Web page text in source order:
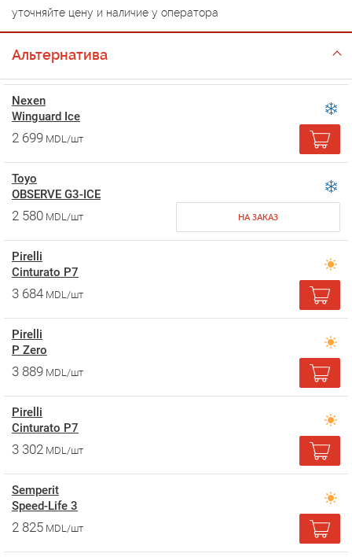
уточняйте цену и наличие у оператора
Альтернатива
Nexen
Winguard Ice
2 699 MDL/шт
Toyo
OBSERVE G3-ICE
2 580 MDL/шт НА ЗАКАЗ
Pirelli
Cinturato P7
3 684 MDL/шт
Pirelli
P Zero
3 889 MDL/шт
Pirelli
Cinturato P7
3 302 MDL/шт
Semperit
Speed-Life 3
2 825 MDL/шт